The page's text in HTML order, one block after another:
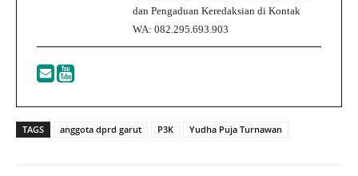
dan Pengaduan Keredaksian di Kontak
WA: 082.295.693.903
TAGS anggota dprd garut P3K Yudha Puja Turnawan